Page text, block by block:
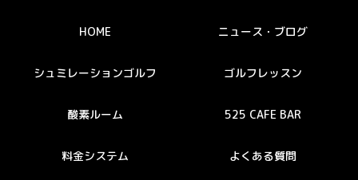
HOME ニュース・ブログ
シュミレーションゴルフ ゴルフレッスン
酸素ルーム 525 CAFE BAR
料金システム よくある質問